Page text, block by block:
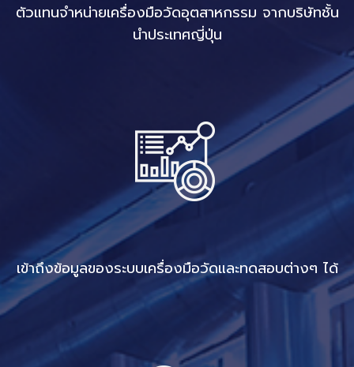
ตัวแทนจำหน่ายเครื่องมือวัดอุตสาหกรรม จากบริษัทชั้น
นำประเทศญี่ปุ่น
เข้าถึงข้อมูลของระบบเครื่องมือวัดและทดสอบต่างๆ ได้